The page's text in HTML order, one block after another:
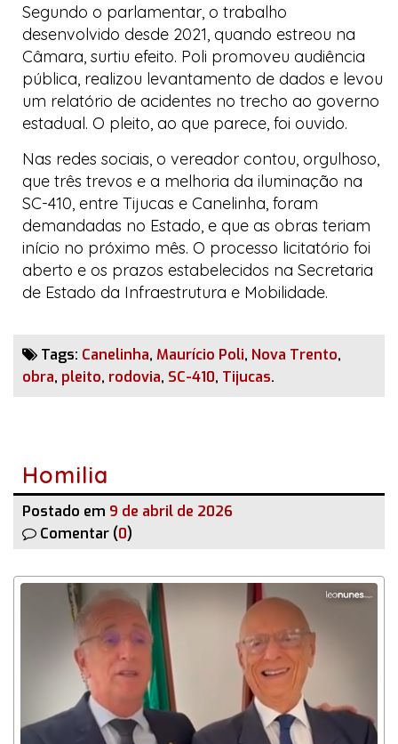
Segundo o parlamentar, o trabalho
desenvolvido desde 2021, quando estreou na
Câmara, surtiu efeito. Poli promoveu audiência
pública, realizou levantamento de dados e levou
um relatório de acidentes no trecho ao governo
estadual. O pleito, ao que parece, foi ouvido.
Nas redes sociais, o vereador contou, orgulhoso,
que três trevos e a melhoria da iluminação na
SC-410, entre Tijucas e Canelinha, foram
demandadas no Estado, e que as obras teriam
início no próximo mês. O processo licitatório foi
aberto e os prazos estabelecidos na Secretaria
de Estado da Infraestrutura e Mobilidade.
Tags: Canelinha, Maurício Poli, Nova Trento,
obra, pleito, rodovia, SC-410, Tijucas.
Homilia
Postado em 9 de abril de 2026
Comentar (0)